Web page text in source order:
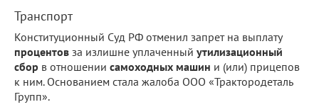
Транспорт
Конституционный Суд РФ отменил запрет на выплату
процентов за излишне уплаченный утилизационный
сбор в отношении самоходных машин и (или) прицепов
к ним. Основанием стала жалоба ООО «Трактородеталь
Групп».